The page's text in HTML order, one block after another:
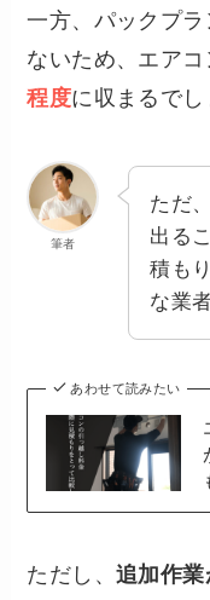
一方、パックプ
ないため、エア
程度に収まるでし
筆者
ただ
出る
積も
な業
あわせて読みたい
ただし、追加作